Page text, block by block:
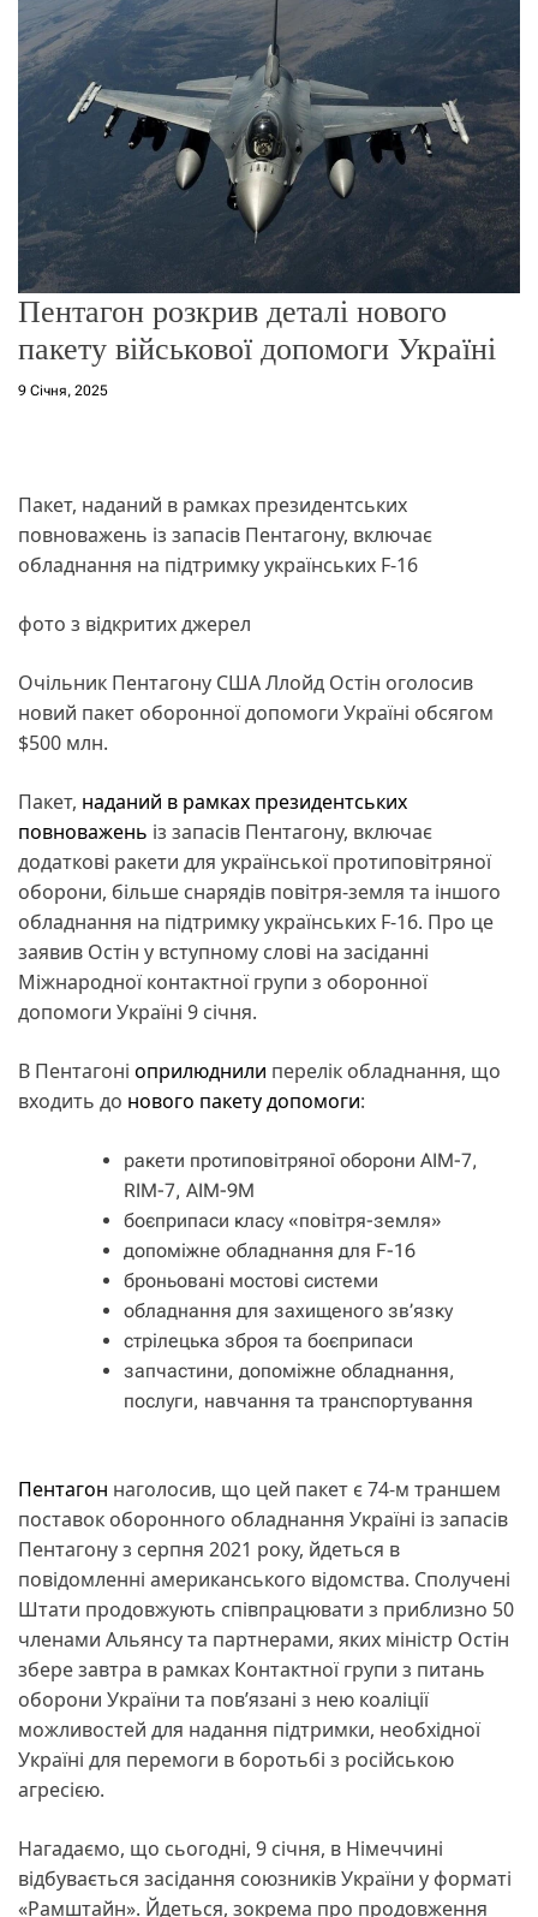
ж
м
у
Пентагон розкрив деталі нового
пакету військової допомоги Україні
9 Січня, 2025
Пакет, наданий в рамках президентських
повноважень із запасів Пентагону, включає
обладнання на підтримку українських F-16
фото з відкритих джерел
Очільник Пентагону США Ллойд Остін оголосив
новий пакет оборонної допомоги Україні обсягом
$500 млн.
Пакет, наданий в рамках президентських
повноважень із запасів Пентагону, включає
додаткові ракети для української протиповітряної
оборони, більше снарядів повітря-земля та іншого
обладнання на підтримку українських F-16. Про це
заявив Остін у вступному слові на засіданні
Міжнародної контактної групи з оборонної
допомоги Україні 9 січня.
В Пентагоні оприлюднили перелік обладнання, що
входить до нового пакету допомоги:
ракети протиповітряної оборони AIM-7,
RIM-7, AIM-9M
боєприпаси класу «повітря-земля»
допоміжне обладнання для F-16
броньовані мостові системи
обладнання для захищеного зв’язку
стрілецька зброя та боєприпаси
запчастини, допоміжне обладнання,
послуги, навчання та транспортування
Пентагон наголосив, що цей пакет є 74-м траншем
поставок оборонного обладнання Україні із запасів
Пентагону з серпня 2021 року, йдеться в
повідомленні американського відомства. Сполучені
Штати продовжують співпрацювати з приблизно 50
членами Альянсу та партнерами, яких міністр Остін
збере завтра в рамках Контактної групи з питань
оборони України та пов’язані з нею коаліції
можливостей для надання підтримки, необхідної
Україні для перемоги в боротьбі з російською
агресією.
Нагадаємо, що сьогодні, 9 січня, в Німеччині
відбувається засідання союзників України у форматі
«Рамштайн». Йдеться, зокрема про продовження